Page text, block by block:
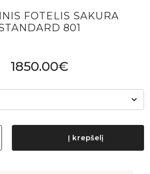
FOTELIS SAKURA
801
1850.00€
Į krepšelį